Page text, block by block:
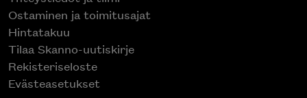
Ostaminen ja toimitusajat
Hintatakuu
Tilaa Skanno-uutiskirje
Rekisteriseloste
Evästeasetukset